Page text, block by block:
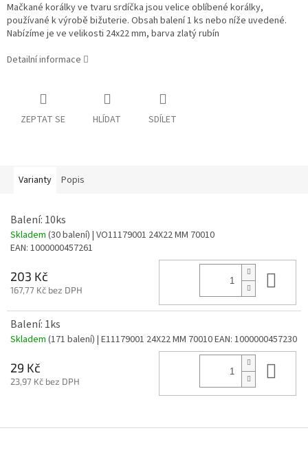
Mačkané korálky ve tvaru srdíčka jsou velice oblíbené korálky,
používané k výrobě bižuterie. Obsah balení 1 ks nebo níže uvedené.
Nabízíme je ve velikosti 24x22 mm, barva zlatý rubín
Detailní informace
ZEPTAT SE HLÍDAT SDÍLET
Varianty Popis
Balení: 10ks
Skladem (30 balení) | VO11179001 24X22 MM 70010
EAN: 1000000457261
203 Kč
167,77 Kč bez DPH
Balení: 1ks
Skladem (171 balení) | E11179001 24X22 MM 70010EAN: 1000000457230
29 Kč
23,97 Kč bez DPH